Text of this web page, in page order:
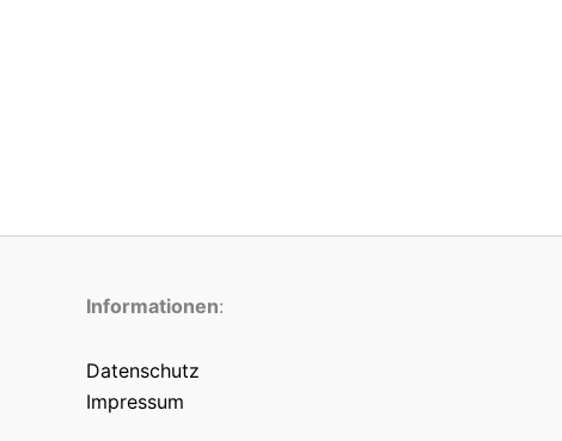
Informationen:
Datenschutz
Impressum